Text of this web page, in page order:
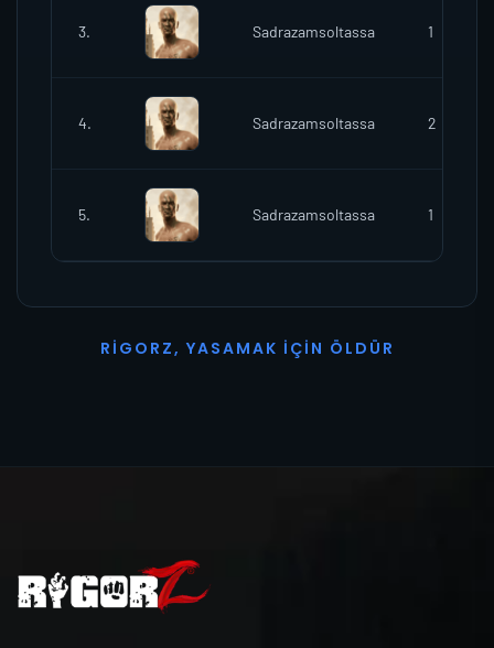
3. Sadrazamsoltassa 1
4. Sadrazamsoltassa 2
5. Sadrazamsoltassa 1
R I G O R Z, YASAMAK İ ÇI N Ö L D Ü R